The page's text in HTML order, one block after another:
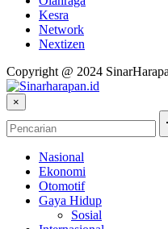
Kesra
Network
Nextizen
Copyright @ 2024
×
Nasional
Ekonomi
Otomotif
Gaya Hidup
Sosial